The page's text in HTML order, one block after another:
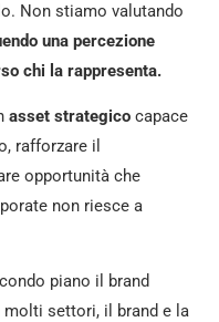
Non stiamo valutando
una percezione
chi la rappresenta.
asset strategico capace
rafforzare il
opportunità che
non riesce a
piano il brand
molti settori, il brand e la